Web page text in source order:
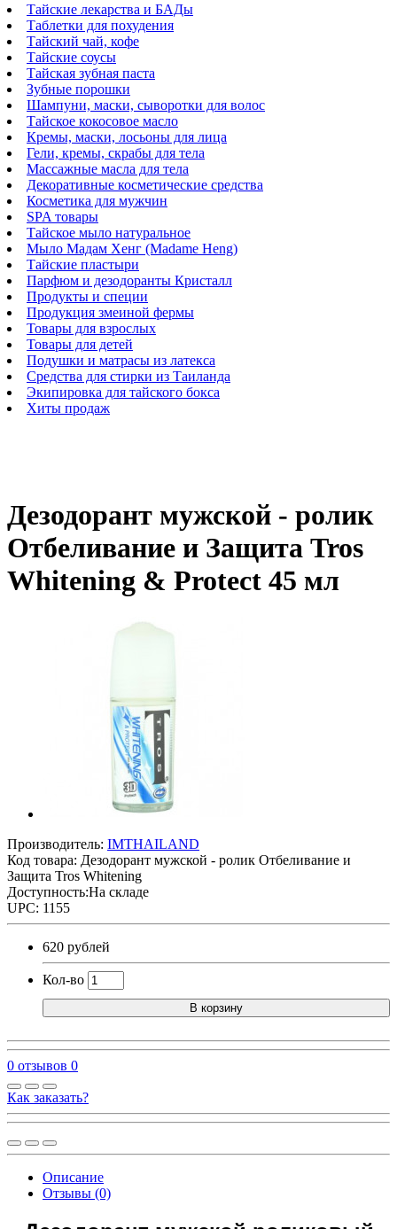
Тайские лекарства и БАДы
Таблетки для похудения
Тайский чай, кофе
Тайские соусы
Тайская зубная паста
Зубные порошки
Шампуни, маски, сыворотки для волос
Тайское кокосовое масло
Кремы, маски, лосьоны для лица
Гели, кремы, скрабы для тела
Массажные масла для тела
Декоративные косметические средства
Косметика для мужчин
SPA товары
Тайское мыло натуральное
Мыло Мадам Хенг (Madame Heng)
Тайские пластыри
Парфюм и дезодоранты Кристалл
Продукты и специи
Продукция змеиной фермы
Товары для взрослых
Товары для детей
Подушки и матрасы из латекса
Средства для стирки из Таиланда
Экипировка для тайского бокса
Хиты продаж
Дезодорант мужской - ролик
Отбеливание и Защита Tros
Whitening & Protect 45 мл
Производитель: IMTHAILAND
Код товара: Дезодорант мужской - ролик Отбеливание и
Защита Tros Whitening
Доступность:На складе
UPC: 1155
620 рублей
Кол-во
В корзину
0 отзывов 0
Как заказать?
Описание
Отзывы (0)